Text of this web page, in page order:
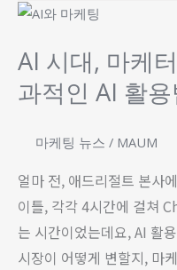
마
팅
전
은?
AI 시대, 마케
과적인 AI 활
마케팅 뉴스 / MAUM
얼마 전, 애드리절트 본사
이틀, 각각 4시간에 걸쳐
는 시간이었는데요, AI 활
시장이 어떻게 변할지, 마
AI
대,
마
새
로
운